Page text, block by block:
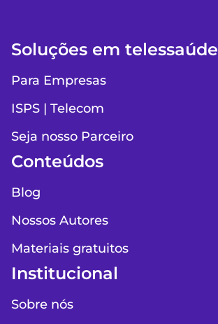
Soluções em telessaúde
Para Empresas
ISPS | Telecom
Seja nosso Parceiro
Conteúdos
Blog
Nossos Autores
Materiais gratuitos
Institucional
Sobre nós